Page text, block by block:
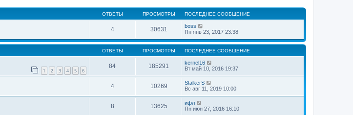
ОТВЕТЫ ПРОСМОТРЫ ПОСЛЕДНЕЕ СООБЩЕНИЕ
4 30631
boss
Пн янв 23, 2017 23:38
ОТВЕТЫ ПРОСМОТРЫ ПОСЛЕДНЕЕ СООБЩЕНИЕ
1 2 3 4 5 6
84 185291
kernel16
Вт май 10, 2016 19:37
4 10269
StalkerS
Вс авг 11, 2019 10:00
8 13625
ифл
Пн июн 27, 2016 16:10